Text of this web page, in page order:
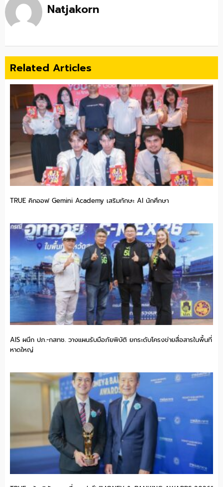
Natjakorn
Related Articles
TRUE คิกออฟ Gemini Academy เสริมทักษะ AI นักศึกษา
AIS ผนึก ปภ.-กสทช. วางแผนรับมือภัยพิบัติ ยกระดับโครงข่ายสื่อสารในพื้นที่
หาดใหญ่